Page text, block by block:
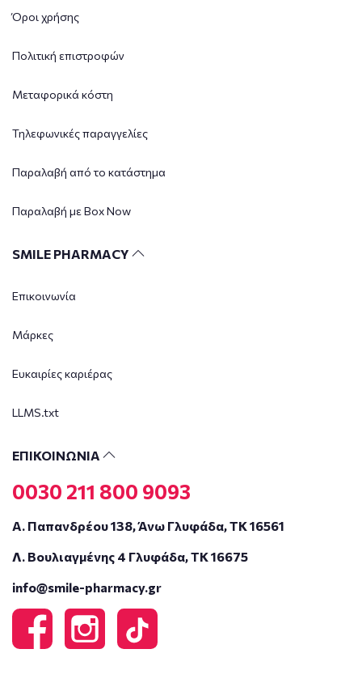
Όροι χρήσης
Πολιτική επιστροφών
Μεταφορικά κόστη
Τηλεφωνικές παραγγελίες
Παραλαβή από το κατάστημα
Παραλαβή με Box Now
SMILE PHARMACY
Επικοινωνία
Μάρκες
Ευκαιρίες καριέρας
LLMS.txt
ΕΠΙΚΟΙΝΩΝΙΑ
0030 211 800 9093
Α. Παπανδρέου 138, Άνω Γλυφάδα, ΤΚ 16561
Λ. Βουλιαγμένης 4 Γλυφάδα, ΤΚ 16675
info@smile-pharmacy.gr